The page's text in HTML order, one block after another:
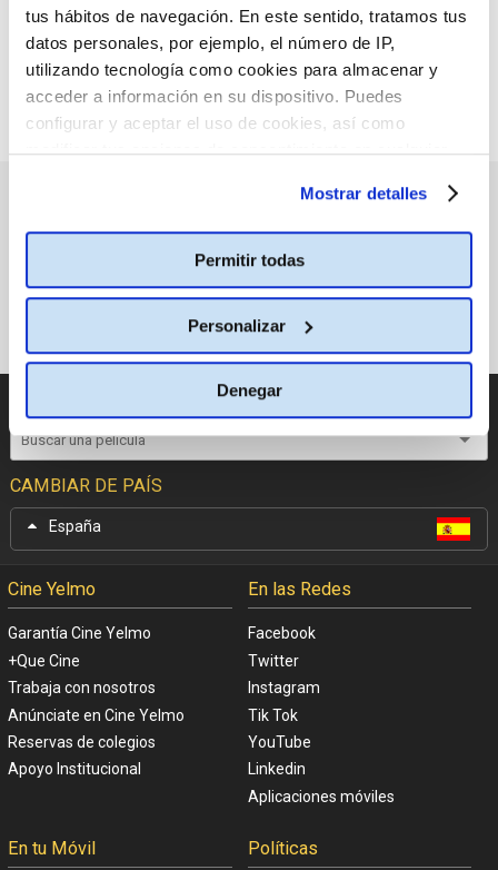
tus hábitos de navegación. En este sentido, tratamos tus
datos personales, por ejemplo, el número de IP,
utilizando tecnología como cookies para almacenar y
acceder a información en su dispositivo. Puedes
configurar y aceptar el uso de cookies, así como
modificar tus opciones de consentimiento en cualquier
Mostrar detalles
Permitir todas
Personalizar
Denegar
CATÁLOGO DE PELÍCULAS
CAMBIAR DE PAÍS
España
Cine Yelmo
Garantía Cine Yelmo
+Que Cine
Trabaja con nosotros
Anúnciate en Cine Yelmo
Reservas de colegios
Apoyo Institucional
En las Redes
Facebook
Twitter
Instagram
Tik Tok
YouTube
Linkedin
Aplicaciones móviles
En tu Móvil Políticas